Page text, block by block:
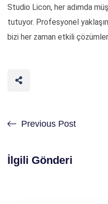
Studio Licon, her adımda
tutuyor. Profesyonel
bizi her zaman etkili
Previous Post
İlgili Gönderi